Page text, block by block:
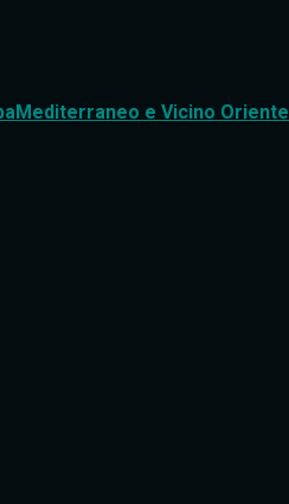
Mediterraneo e Vicino Oriente